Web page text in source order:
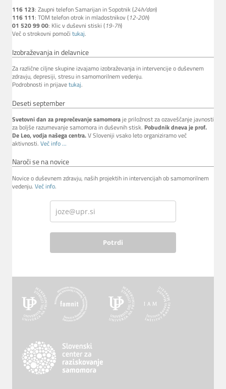
116 123: Zaupni telefon Samarijan in Sopotnik (24h/dan)
116 111: TOM telefon otrok in mladostnikov (12-20h)
01 520 99 00: Klic v duševni stiski (19-7h)
Več o strokovni pomoči tukaj.
Izobraževanja in delavnice
Za različne ciljne skupine izvajamo izobraževanja in intervencije o duševnem
zdravju, depresiji, stresu in samomorilnem vedenju.
Podrobnosti in prijavetukaj.
Deseti september
Svetovni dan za preprečevanje samomoraje priložnost za ozaveščanje javnosti
za boljše razumevanje samomora in duševnih stisk. Pobudnik dneva je prof.
De Leo, vodja našega centra.V Sloveniji vsako leto organiziramo več
aktivnosti. Več info ...
Naroči se na novice
Novice o duševnem zdravju, naših projektih in intervencijah ob samomorilnem
vedenju. Več info.
Potrdi